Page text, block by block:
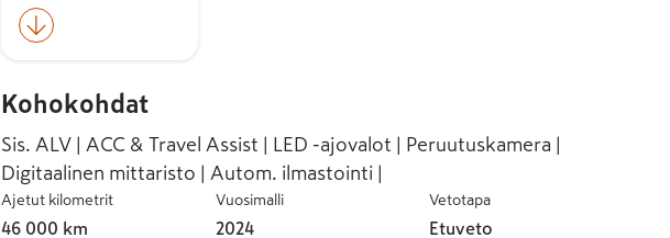
Kohokohdat
Sis. ALV | ACC & Travel Assist | LED -ajovalot | Peruutuskamera |
Digitaalinen mittaristo | Autom. ilmastointi |
Ajetut kilometrit
46 000 km
Vuosimalli
2024
Vetotapa
Etuveto